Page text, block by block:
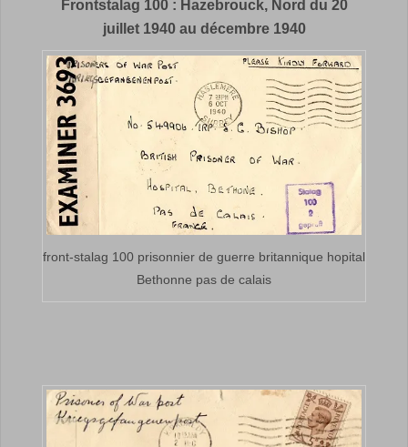
Frontstalag 100 : Hazebrouck, Nord du 20
juillet 1940 au décembre 1940
front-stalag 100 prisonnier de guerre britannique hopital
Bethonne pas de calais